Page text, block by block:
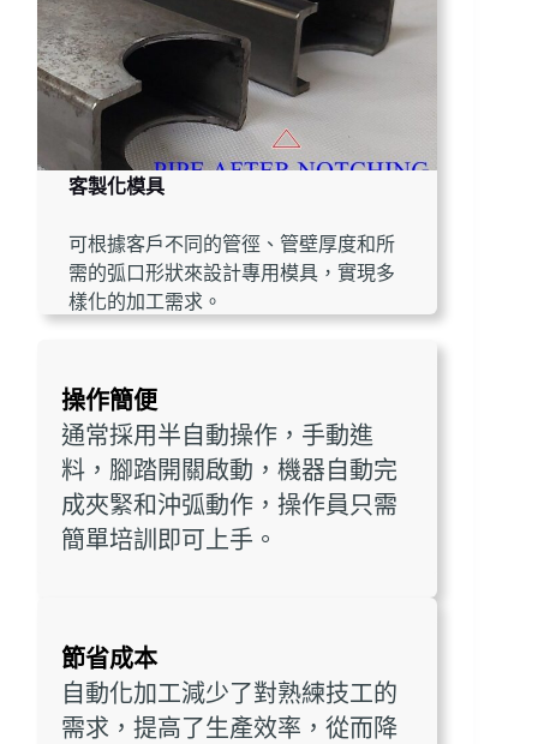
客製化模具
可根據客戶不同的管徑、管壁厚度和所
需的弧口形狀來設計專用模具，實現多
樣化的加工需求。
操作簡便
通常採用半自動操作，手動進
料，腳踏開關啟動，機器自動完
成夾緊和沖弧動作，操作員只需
簡單培訓即可上手。
節省成本
自動化加工減少了對熟練技工的
需求，提高了生產效率，從而降